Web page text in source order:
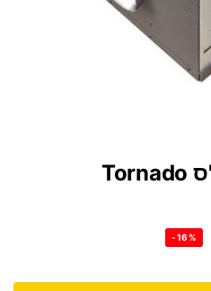
מזגן מיני מרכזי 5 כ"ס Tornado
-16%